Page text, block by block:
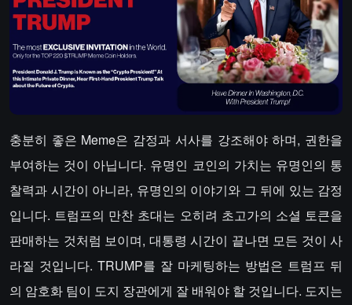
충분히 좋은 Meme은 감정과 서사를 강조해야 하며, 권한을
부여하는 것이 아닙니다. 유명인 코인의 가치는 유명인의 통
찰력과 시간이 아니라, 유명인의 이야기와 그 뒤에 있는 감정
입니다. 트럼프의 만찬 초대는 오히려 초고가의 소셜 토큰을
판매하는 것처럼 보이며, 대통령 시간이 끝나면 모든 것이 사
라질 것입니다. TRUMP를 잘 마케팅하는 방법은 트럼프 뒤
의 암호화 팀이 도지 장관에게 잘 배워야 할 것입니다. 도지는